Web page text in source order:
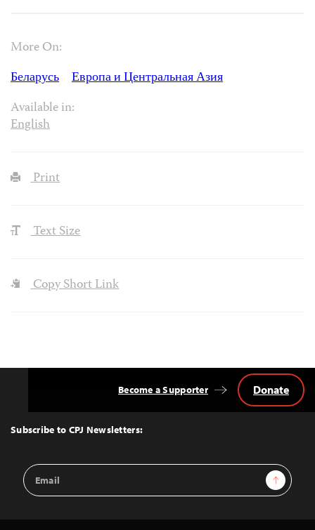
More On:
Беларусь
Европа и Центральная Азия
Available in:
English
Print
Text Size
Copy Short Link
Top
Subscribe to CPJ Newsletters:
Email
Address
Sign Up
Become a Supporter Donate